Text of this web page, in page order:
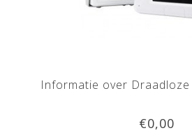
Informatie over
€0,00